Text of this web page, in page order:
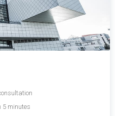
5 minutes